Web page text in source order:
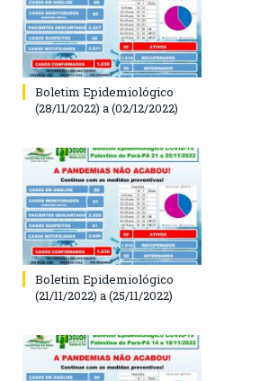
Boletim Epidemiológico
(28/11/2022) a (02/12/2022)
Boletim Epidemiológico
(21/11/2022) a (25/11/2022)